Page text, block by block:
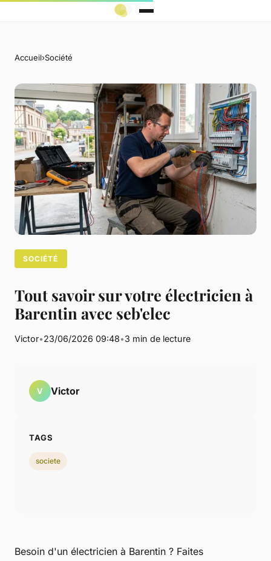
Accueil›Société
SOCIÉTÉ
Tout savoir sur votre électricien à
Barentin avec seb'elec
Victor•23/06/2026 09:48•3 min de lecture
Besoin d'un électricien à Barentin ? Faites
V Victor
TAGS
societe